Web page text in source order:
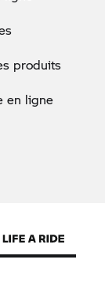
produits
en ligne